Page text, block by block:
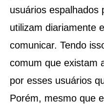
usuários espalhados
utilizam diariamente
comunicar. Tendo
comum que existam
por esses usuários
Porém, mesmo que